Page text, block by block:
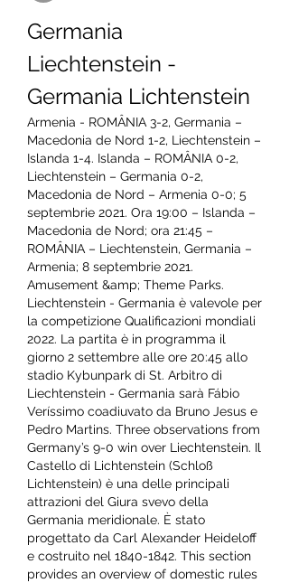
Germania
Liechtenstein -
Germania Lichtenstein
Armenia - ROMÂNIA 3-2, Germania –
Macedonia de Nord 1-2, Liechtenstein –
Islanda 1-4. Islanda – ROMÂNIA 0-2,
Liechtenstein – Germania 0-2,
Macedonia de Nord – Armenia 0-0; 5
septembrie 2021. Ora 19:00 – Islanda –
Macedonia de Nord; ora 21:45 –
ROMÂNIA – Liechtenstein, Germania –
Armenia; 8 septembrie 2021.
Amusement &amp; Theme Parks.
Liechtenstein - Germania è valevole per
la competizione Qualificazioni mondiali
2022. La partita è in programma il
giorno 2 settembre alle ore 20:45 allo
stadio Kybunpark di St. Arbitro di
Liechtenstein - Germania sarà Fábio
Veríssimo coadiuvato da Bruno Jesus e
Pedro Martins. Three observations from
Germany’s 9-0 win over Liechtenstein. Il
Castello di Lichtenstein (Schloß
Lichtenstein) è una delle principali
attrazioni del Giura svevo della
Germania meridionale. È stato
progettato da Carl Alexander Heideloff
e costruito nel 1840-1842. This section
provides an overview of domestic rules